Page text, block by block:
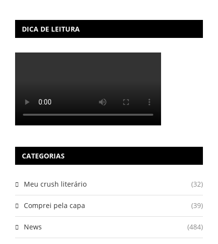
DICA DE LEITURA
CATEGORIAS
Meu crush literário (32)
Comprei pela capa (39)
News (484)